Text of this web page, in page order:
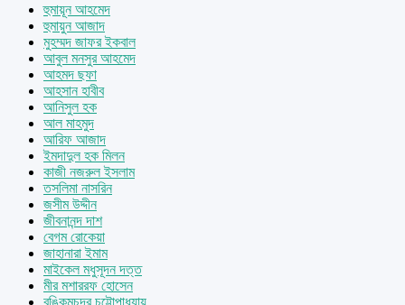
হুমায়ূন আহমেদ
হুমায়ুন আজাদ
মুহম্মদ জাফর ইকবাল
আবুল মনসুর আহমেদ
আহমদ ছফা
আহসান হাবীব
আনিসুল হক
আল মাহমুদ
আরিফ আজাদ
ইমদাদুল হক মিলন
কাজী নজরুল ইসলাম
তসলিমা নাসরিন
জসীম উদ্দীন
জীবনানন্দ দাশ
বেগম রোকেয়া
জাহানারা ইমাম
মাইকেল মধুসূদন দত্ত
মীর মশাররফ হোসেন
বঙ্কিমচন্দ্র চট্টোপাধ্যায়